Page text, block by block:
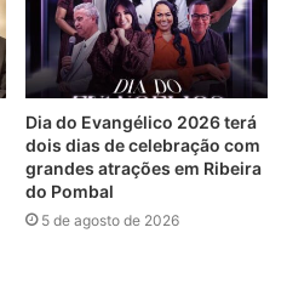
Dia do Evangélico 2026 terá
dois dias de celebração com
grandes atrações em Ribeira
do Pombal
5 de agosto de 2026